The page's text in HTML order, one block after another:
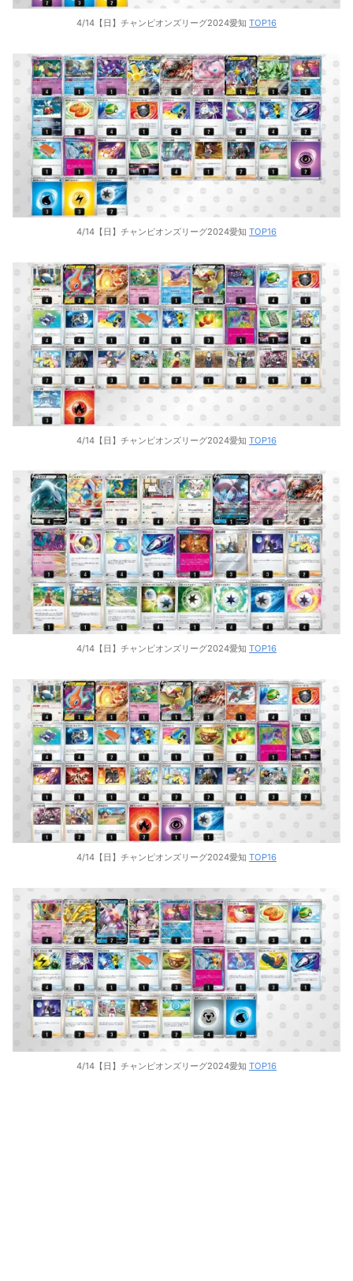
4/14【日】チャンピオンズリーグ2024愛知 TOP16
4/14【日】チャンピオンズリーグ2024愛知 TOP16
4/14【日】チャンピオンズリーグ2024愛知 TOP16
4/14【日】チャンピオンズリーグ2024愛知 TOP16
4/14【日】チャンピオンズリーグ2024愛知 TOP16
4/14【日】チャンピオンズリーグ2024愛知 TOP16